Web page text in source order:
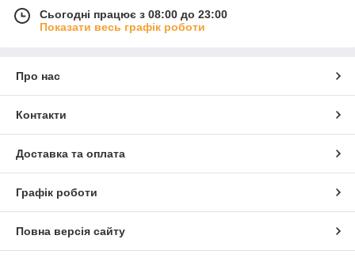
Сьогодні працює з 08:00 до 23:00
Показати весь графік роботи
Про нас
Контакти
Доставка та оплата
Графік роботи
Повна версія сайту